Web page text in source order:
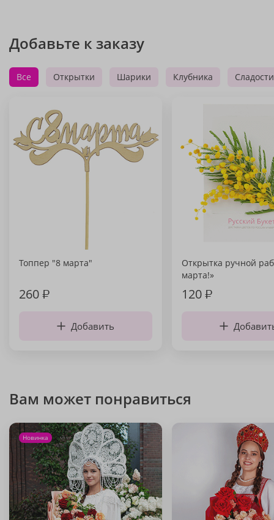
Добавьте к заказу
Все Открытки Шарики Клубника Сладости
Топпер "8 марта"
260₽
Добавить
Открытка ручной
марта!»
120₽
Вам может понравиться
Новинка